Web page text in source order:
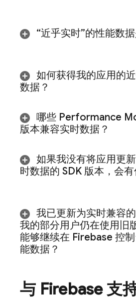
“近乎实时”的性能数
如何获得我的应用的
数据？
哪些 Performance
版本兼容实时数据？
如果我没有将应用更
时数据的 SDK 版本，会
我已更新为实时兼容
我的部分用户仍在使用旧
能够继续在 Firebase 控
能数据？
与 Firebase 支